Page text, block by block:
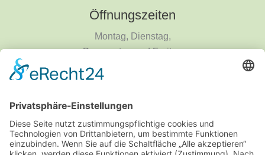
Öffnungszeiten
Montag, Dienstag,
Donnerstag und Freitag
9 - 14 Uhr